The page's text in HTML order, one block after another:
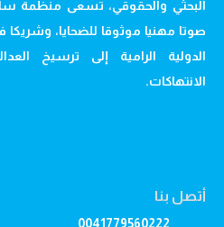
البحثي والحقوقي، تسعى منظمة
صوتا مهنيا موثوقا للضحايا، وشريكا
الدولية الرامية إلى ترسيخ
الانتهاكات.
أتصل بنا
0041779560222